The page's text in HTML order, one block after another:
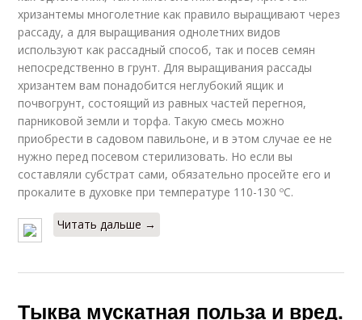
хризантемы многолетние как правило выращивают через
рассаду, а для выращивания однолетних видов
используют как рассадный способ, так и посев семян
непосредственно в грунт. Для выращивания рассады
хризантем вам понадобится неглубокий ящик и
почвогрунт, состоящий из равных частей перегноя,
парниковой земли и торфа. Такую смесь можно
приобрести в садовом павильоне, и в этом случае ее не
нужно перед посевом стерилизовать. Но если вы
составляли субстрат сами, обязательно просейте его и
прокалите в духовке при температуре 110-130 ºC.
Читать дальше →
Тыква мускатная польза и вред.